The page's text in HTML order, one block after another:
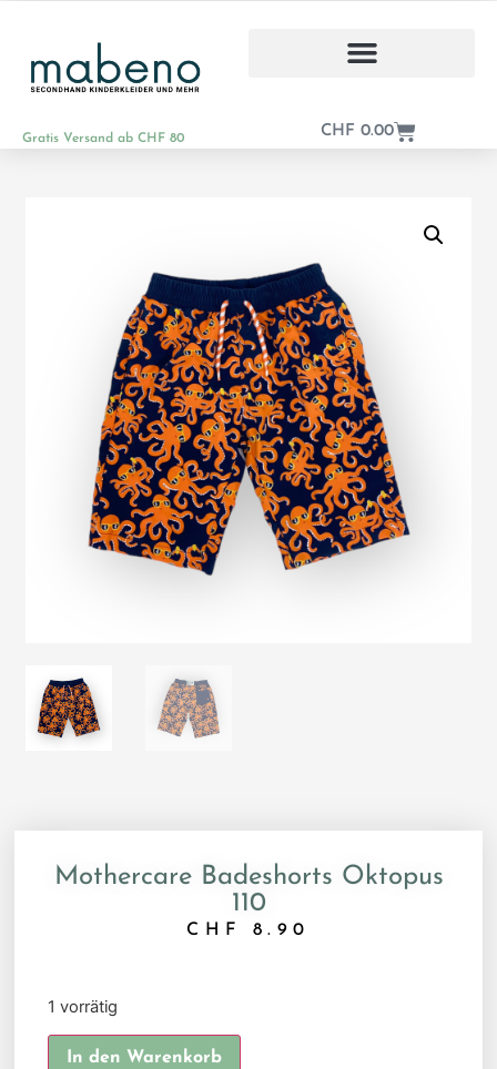
Gratis Versand ab CHF 80 CHF 0.00
Mothercare Badeshorts Oktopus
110
CHF 8.90
1 vorrätig
In den Warenkorb